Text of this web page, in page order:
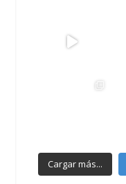
Cargar más...